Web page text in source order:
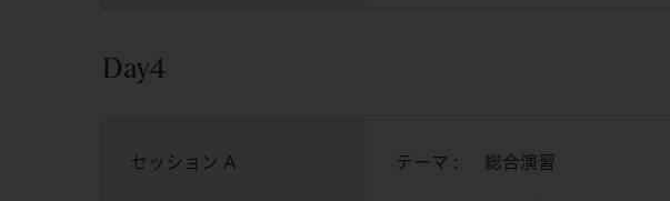
Day4
セッション A テーマ : 総合演習